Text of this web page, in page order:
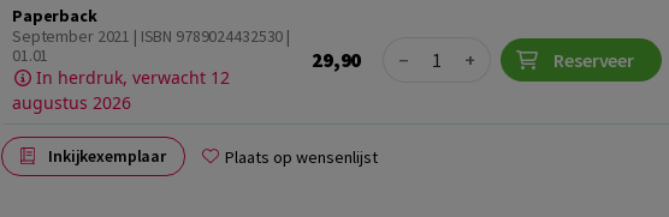
Paperback
September 2021 | ISBN 9789024432530 |
01.01
In herdruk, verwacht 12
augustus 2026
29,90 Quantity
− + Reserveer
Inkijkexemplaar Plaats op wensenlijst